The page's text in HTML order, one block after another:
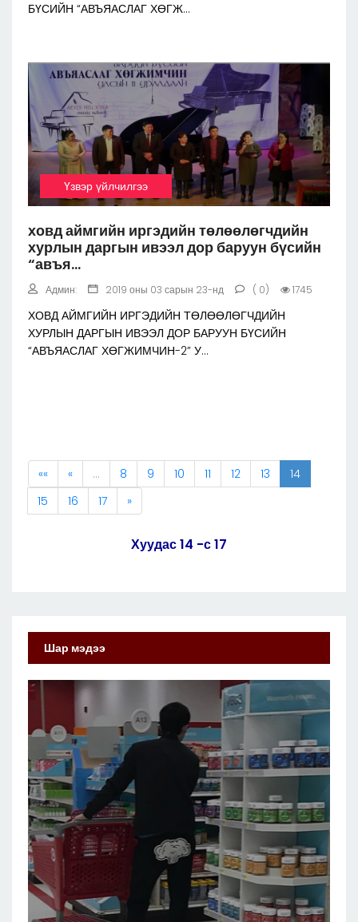
БҮСИЙН “АВЪЯАСЛАГ ХӨГЖ...
Үзвэр үйлчилгээ
ховд аймгийн иргэдийн төлөөлөгчдийн
хурлын даргын ивээл дор баруун бүсийн
“авъя...
Админ: 2019 оны 03 сарын 23-нд ( 0) 1745
ХОВД АЙМГИЙН ИРГЭДИЙН ТӨЛӨӨЛӨГЧДИЙН
ХУРЛЫН ДАРГЫН ИВЭЭЛ ДОР БАРУУН БҮСИЙН
“АВЪЯАСЛАГ ХӨГЖИМЧИН-2” У...
«« « … 8 9 10 11 12 13
14
15
16 17 »
Хуудас 14 -с 17
Шар мэдээ